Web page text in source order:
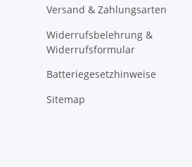
Versand & Zahlungsarten
Widerrufsbelehrung &
Widerrufsformular
Batteriegesetzhinweise
Sitemap